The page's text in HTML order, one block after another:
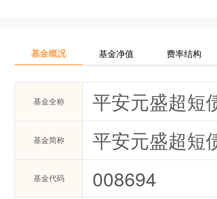
基金概况 基金净值 费率结构
基金全称 平安元盛超短
基金简称 平安元盛超短
基金代码 008694